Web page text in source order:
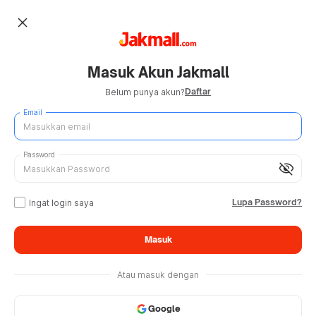
close
Masuk Akun Jakmall
Belum punya akun?Daftar
Email
visibility_off
Password
Ingat login saya Lupa Password?
Masuk
Atau masuk dengan
Google